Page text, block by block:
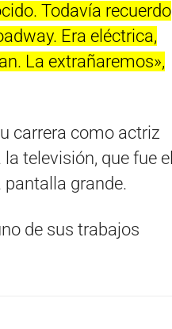
Todavía recuerdo
Era eléctrica,
La extrañaremos»,
carrera como actriz
televisión, que fue el
grande.
de sus trabajos